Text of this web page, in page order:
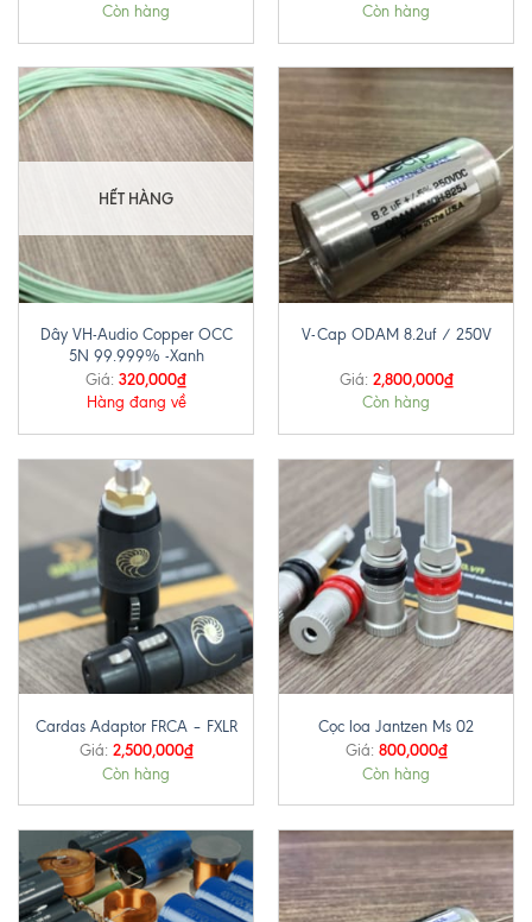
Còn hàng Còn hàng
HẾT HÀNG
Dây VH-Audio Copper OCC
5N 99.999% -Xanh
Giá: 320,000₫
Hàng đang về
V-Cap ODAM 8.2uf / 250V
Giá: 2,800,000₫
Còn hàng
Cardas Adaptor FRCA – FXLR
Giá: 2,500,000₫
Còn hàng
Cọc loa Jantzen Ms 02
Giá: 800,000₫
Còn hàng